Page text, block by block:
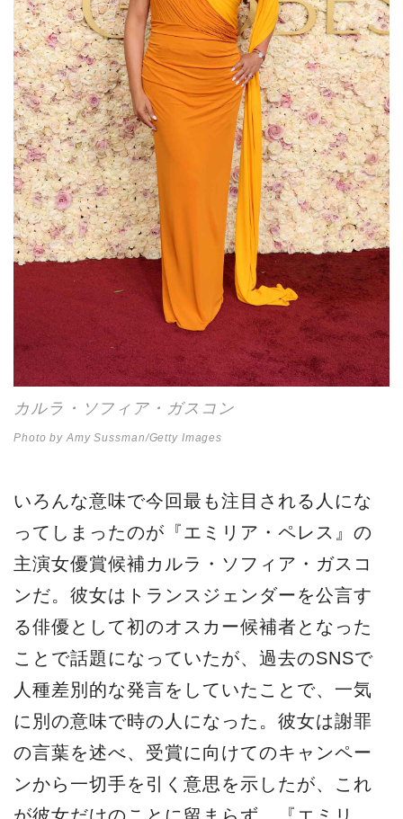
カルラ・ソフィア・ガスコン
Photo by Amy Sussman/Getty Images
いろんな意味で今回最も注目される人にな
ってしまったのが『エミリア・ペレス』の
主演女優賞候補カルラ・ソフィア・ガスコ
ンだ。彼女はトランスジェンダーを公言す
る俳優として初のオスカー候補者となった
ことで話題になっていたが、過去のSNSで
人種差別的な発言をしていたことで、一気
に別の意味で時の人になった。彼女は謝罪
の言葉を述べ、受賞に向けてのキャンペー
ンから一切手を引く意思を示したが、これ